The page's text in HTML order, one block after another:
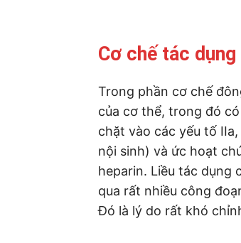
Cơ chế tác dụng
Trong phần cơ chế
của cơ thể, trong đó
chặt vào các yếu tố
nội sinh) và ức hoạt
heparin. Liều tác dụng
qua rất nhiều công
Đó là lý do rất khó